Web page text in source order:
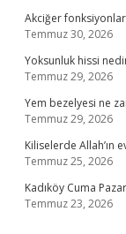
Akciğer
Temmuz 30, 2026
Yoksunluk hissi
Temmuz 29, 2026
Yem bezelyesi ne
Temmuz 29, 2026
Kiliselerde Allah’ın
Temmuz 25, 2026
Kadıköy Cuma
Temmuz 23, 2026